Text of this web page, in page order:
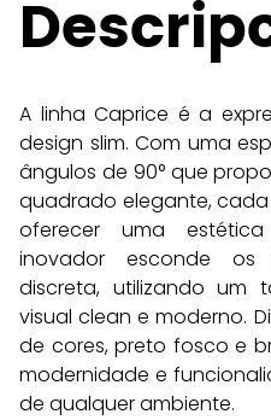
A linha Caprice é a
design slim. Com uma
ângulos de 90° que
quadrado elegante,
oferecer uma
inovador esconde os
discreta, utilizando um
visual clean e moderno.
de cores, preto fosco e
modernidade e
de qualquer ambiente.